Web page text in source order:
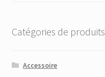
Catégories de produits
Accessoire